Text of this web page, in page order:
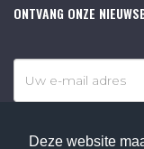
Deze website
ONTVANG ONZE